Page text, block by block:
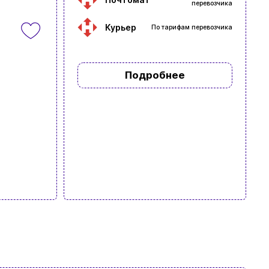
перевозчика
Курьер По тарифам перевозчика
Подробнее